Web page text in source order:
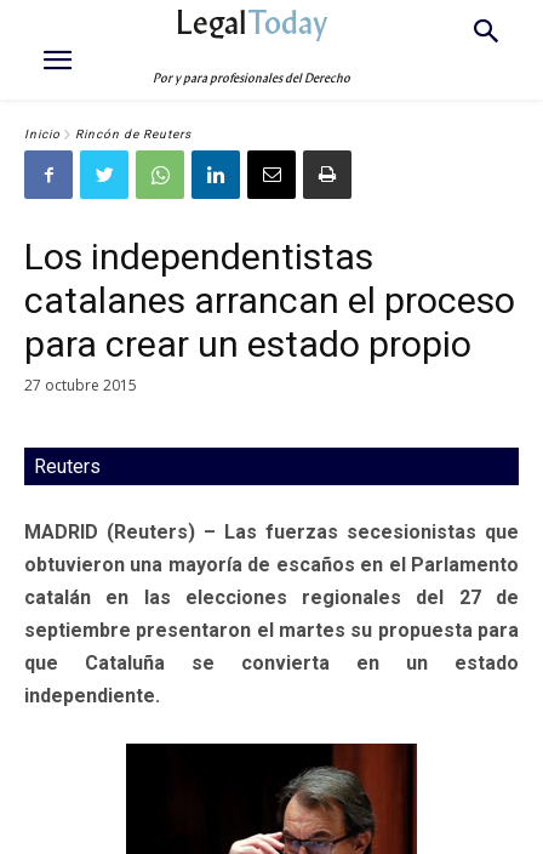
LegalToday
Por y para profesionales del Derecho
Inicio Rincón de Reuters
Los independentistas
catalanes arrancan el proceso
para crear un estado propio
27 octubre 2015
Reuters
MADRID (Reuters) – Las fuerzas secesionistas que
obtuvieron una mayoría de escaños en el Parlamento
catalán en las elecciones regionales del 27 de
septiembre presentaron el martes su propuesta para
que Cataluña se convierta en un estado
independiente.